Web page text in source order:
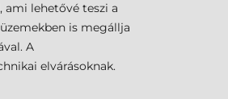
lehetővé teszi a
is megállja
A
elvárásoknak.